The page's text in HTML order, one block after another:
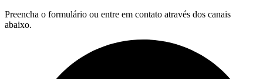
Preencha o formulário ou entre em contato através dos canais
abaixo.